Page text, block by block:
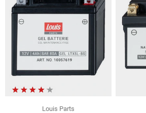
Louis Parts